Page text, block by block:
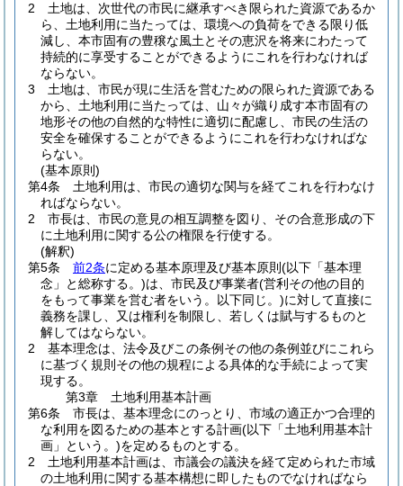
2
土地は、次世代の市民に継承すべき限られた資源であるか
ら、土地利用に当たっては、環境への負荷をできる限り低
減し、本市固有の豊穣な風土とその恵沢を将来にわたって
持続的に享受することができるようにこれを行わなければ
ならない。
3
土地は、市民が現に生活を営むための限られた資源である
から、土地利用に当たっては、山々が織り成す本市固有の
地形その他の自然的な特性に適切に配慮し、市民の生活の
安全を確保することができるようにこれを行わなければな
らない。
(基本原則)
第4条
土地利用は、市民の適切な関与を経てこれを行わなけ
ればならない。
2
市長は、市民の意見の相互調整を図り、その合意形成の下
に土地利用に関する公の権限を行使する。
(解釈)
第5条
前2条に定める基本原理及び基本原則 (以下「基本理
念」と総称する。)は、市民及び事業者(営利その他の目的
をもって事業を営む者をいう。以下同じ。)に対して直接に
義務を課し、又は権利を制限し、若しくは賦与するものと
解してはならない。
2
基本理念は、法令及びこの条例その他の条例並びにこれら
に基づく規則その他の規程による具体的な手続によって実
現する。
第3章
土地利用基本計画
第6条
市長は、基本理念にのっとり、市域の適正かつ合理的
な利用を図るための基本とする計画(以下「土地利用基本計
画」という。)を定めるものとする。
2
土地利用基本計画は、市議会の議決を経て定められた市域
の土地利用に関する基本構想に即したものでなければなら